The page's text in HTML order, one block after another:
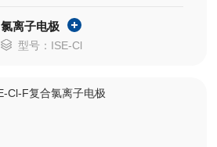
氯离子电极
型号：ISE-Cl